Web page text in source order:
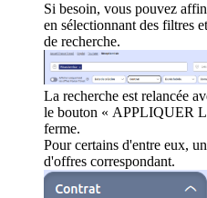
Si besoin, vous pouvez
en sélectionnant des filtres
de recherche.
La recherche est relancée
le bouton « APPLIQUER
ferme.
Pour certains d'entre eux,
d'offres correspondant.